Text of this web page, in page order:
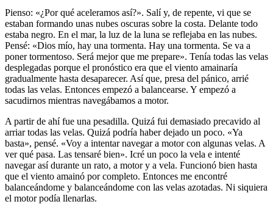
Pienso: «¿Por qué aceleramos así?». Salí y, de repente, vi que se
estaban formando unas nubes oscuras sobre la costa. Delante todo
estaba negro. En el mar, la luz de la luna se reflejaba en las nubes.
Pensé: «Dios mío, hay una tormenta. Hay una tormenta. Se va a
poner tormentoso. Será mejor que me prepare». Tenía todas las velas
desplegadas porque el pronóstico era que el viento amainaría
gradualmente hasta desaparecer. Así que, presa del pánico, arrié
todas las velas. Entonces empezó a balancearse. Y empezó a
sacudirnos mientras navegábamos a motor.
A partir de ahí fue una pesadilla. Quizá fui demasiado precavido al
arriar todas las velas. Quizá podría haber dejado un poco. «Ya
basta», pensé. «Voy a intentar navegar a motor con algunas velas. A
ver qué pasa. Las tensaré bien». Icré un poco la vela e intenté
navegar así durante un rato, a motor y a vela. Funcionó bien hasta
que el viento amainó por completo. Entonces me encontré
balanceándome y balanceándome con las velas azotadas. Ni siquiera
el motor podía llenarlas.